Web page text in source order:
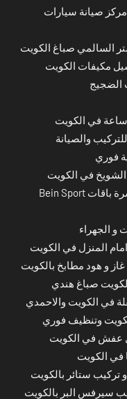
صيانة سيارات
السالمي صباغ الكويت
مكيفات الكويت
الضجيج
والصيانة
فوري
في الكويت
اشتراك بي ان سبورت المنطقة العاشرة باقات Bein Sport
و الجهراء
المنزل في الكويت
و هود مطابخ بالكويت
صباغ هندي
في الكويت والاحمدي
وتنظيف فوري
عفش في الكويت
في الكويت
ستائر بالكويت
سيرفس البر بالكويت